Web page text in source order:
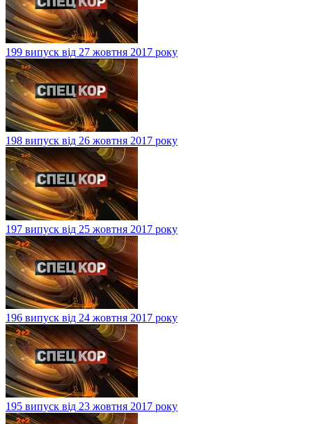
199 випуск від 27 жовтня 2017 року
198 випуск від 26 жовтня 2017 року
197 випуск від 25 жовтня 2017 року
196 випуск від 24 жовтня 2017 року
195 випуск від 23 жовтня 2017 року